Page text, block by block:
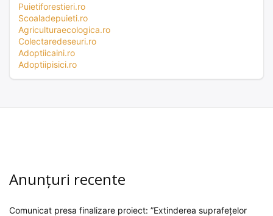
Puietiforestieri.ro
Scoaladepuieti.ro
Agriculturaecologica.ro
Colectaredeseuri.ro
Adoptiicaini.ro
Adoptiipisici.ro
Anunțuri recente
Comunicat presa finalizare proiect: ”Extinderea suprafețelor